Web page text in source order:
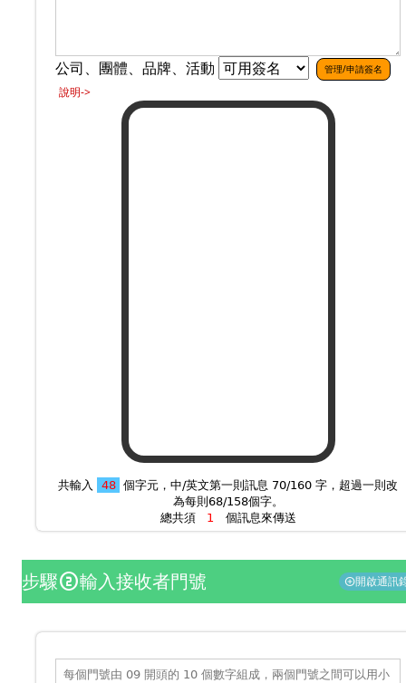
公司、團體、品牌、活動 管理/申請簽名
說明->
共輸入
個字元，中/英文第一則訊息 70/160 字，超過一則改
為每則68/158個字。
總共須
個訊息來傳送
步驟counter_2輸入接收者門號 add_circle開啟通訊